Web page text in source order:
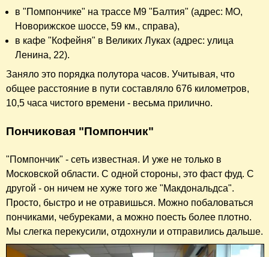
в "Помпончике" на трассе М9 "Балтия" (адрес: МО,
Новорижское шоссе, 59 км., справа),
в кафе "Кофейня" в Великих Луках (адрес: улица
Ленина, 22).
Заняло это порядка полутора часов. Учитывая, что
общее расстояние в пути составляло 676 километров,
10,5 часа чистого времени - весьма прилично.
Пончиковая "Помпончик"
"Помпончик" - сеть известная. И уже не только в
Московской области. С одной стороны, это фаст фуд. С
другой - он ничем не хуже того же "Макдональдса".
Просто, быстро и не отравишься. Можно побаловаться
пончиками, чебуреками, а можно поесть более плотно.
Мы слегка перекусили, отдохнули и отправились дальше.